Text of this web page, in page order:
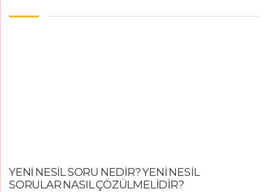
YENİ NESİL SORU NEDİR? YENİ NESİL
SORULAR NASIL ÇÖZÜLMELİDİR?